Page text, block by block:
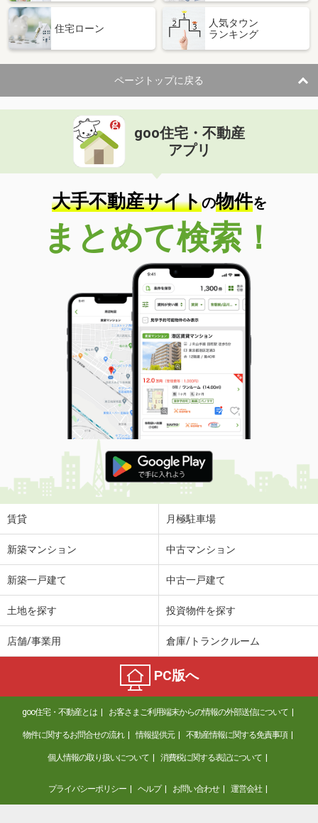
住宅ローン
人気タウン
ランキング
ページトップに戻る
goo住宅・不動産
アプリ
大手不動産サイトの物件を
まとめて検索！
賃貸 月極駐車場
新築マンション 中古マンション
新築一戸建て 中古一戸建て
土地を探す 投資物件を探す
店舗/事業用 倉庫/トランクルーム
PC版へ
goo住宅・不動産とは お客さまご利用端末からの情報の外部送信について
物件に関するお問合せの流れ 情報提供元 不動産情報に関する免責事項
個人情報の取り扱いについて 消費税に関する表記について
プライバシーポリシー ヘルプ お問い合わせ 運営会社